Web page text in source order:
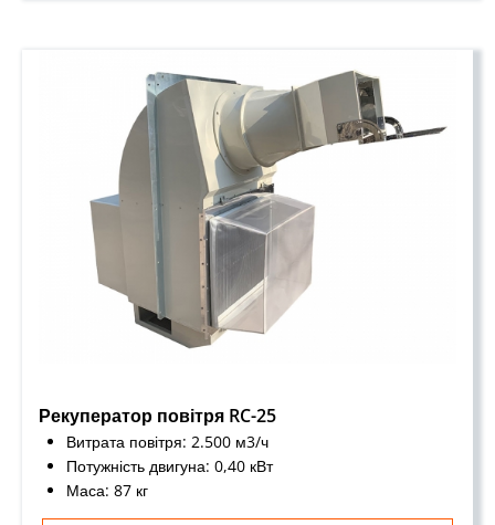
Рекуператор повітря RC-25
Витрата повітря: 2.500 м3/ч
Потужність двигуна: 0,40 кВт
Маса: 87 кг